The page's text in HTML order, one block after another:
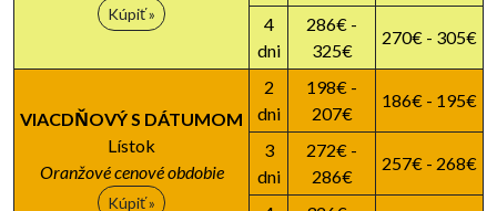
Kúpiť »
4
dni
286€ -
325€
270€ - 305€
VIACDŇOVÝ S DÁTUMOM
Lístok
Oranžové cenové obdobie
Kúpiť »
2
dni
198€ -
207€
186€ - 195€
3
dni
272€ -
286€
257€ - 268€